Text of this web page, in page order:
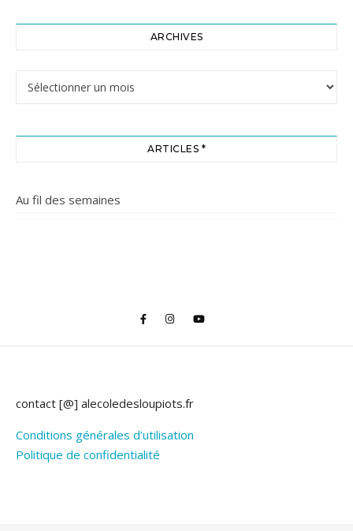
ARCHIVES
Archives
ARTICLES *
Au fil des semaines
contact [@] alecoledesloupiots.fr
Conditions générales d’utilisation
Politique de confidentialité